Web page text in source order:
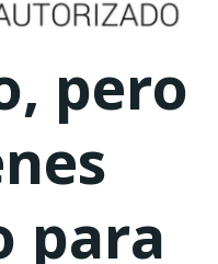
pero
para